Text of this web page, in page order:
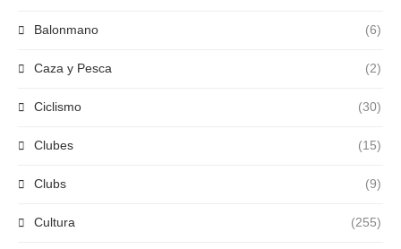
Balonmano (6)
Caza y Pesca (2)
Ciclismo (30)
Clubes (15)
Clubs (9)
Cultura (255)